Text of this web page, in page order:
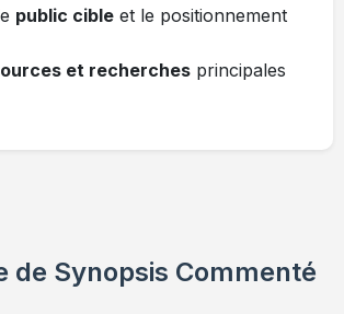
public cible et le positionnement
et recherches principales
de Synopsis Commenté